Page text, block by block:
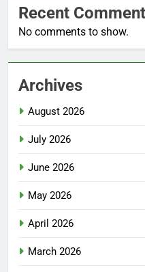
Recent
No comments to show.
Archives
August 2026
July 2026
June 2026
May 2026
April 2026
March 2026